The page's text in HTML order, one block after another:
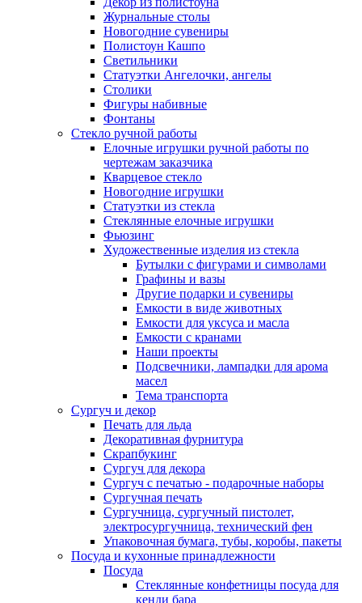
Журнальные столы
Новогодние сувениры
Полистоун Кашпо
Светильники
Статуэтки Ангелочки, ангелы
Столики
Фигуры набивные
Фонтаны
Стекло ручной работы
Елочные игрушки ручной работы по
чертежам заказчика
Кварцевое стекло
Новогодние игрушки
Статуэтки из стекла
Стеклянные елочные игрушки
Фьюзинг
Художественные изделия из стекла
Бутылки с фигурами и символами
Графины и вазы
Другие подарки и сувениры
Емкости в виде животных
Емкости для уксуса и масла
Емкости с кранами
Наши проекты
Подсвечники, лампадки для арома
масел
Тема транспорта
Сургуч и декор
Печать для льда
Декоративная фурнитура
Скрапбукинг
Сургуч для декора
Сургуч с печатью - подарочные наборы
Сургучная печать
Сургучница, сургучный пистолет,
электросургучница, технический фен
Упаковочная бумага, тубы, коробы, пакеты
Посуда и кухонные принадлежности
Посуда
Стеклянные конфетницы посуда для
кенди бара